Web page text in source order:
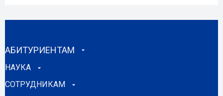
АБИТУРИЕНТАМ
НАУКА
СОТРУДНИКАМ